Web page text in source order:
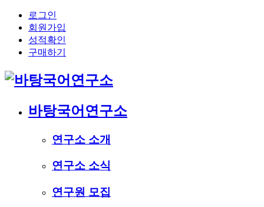
로그인
회원가입
성적확인
구매하기
바탕국어연구소
연구소 소개
연구소 소식
연구원 모집